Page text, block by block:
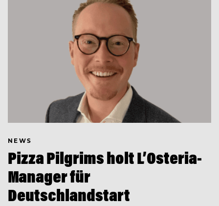
NEWS
Pizza Pilgrims holt L’Osteria-
Manager für
Deutschlandstart